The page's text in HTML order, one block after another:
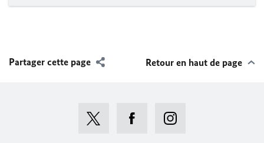
Partager cette page Retour en haut de page